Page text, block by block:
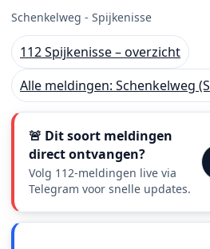
Schenkelweg - Spijkenisse
112 Spijkenisse – overzicht
Alle meldingen: Schenkelweg
🚨 Dit soort meldingen
direct ontvangen?
Volg 112-meldingen live via
Telegram voor snelle updates.